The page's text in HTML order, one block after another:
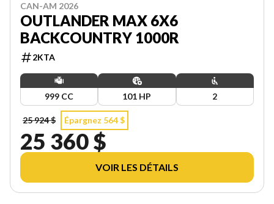
CAN-AM 2026
OUTLANDER MAX 6X6
BACKCOUNTRY 1000R
2KTA
999 CC 101 HP 2
25 924 $ Épargnez 564 $
25 360 $
VOIR LES DÉTAILS